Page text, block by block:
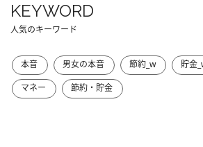
KEYWORD
人気のキーワード
本音 男女の本音 節約_w 貯金
マネー
節約・貯金